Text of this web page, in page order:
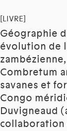
[LIVRE]
Géographie
évolution de
Combretum
savanes et
Congo
Duvigneaud
collaboration